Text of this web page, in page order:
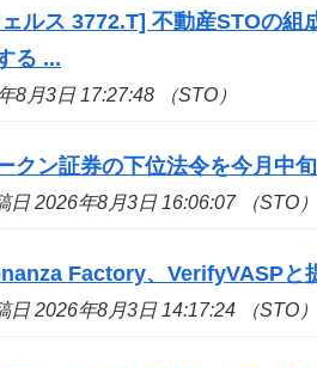
ルス 3772.T] 不動産STOの組
る ...
8月3日 17:27:48 （STO）
クン証券の下位法令を今月中
日 2026年8月3日 16:06:07 （STO）
Factory、VerifyVASPと
日 2026年8月3日 14:17:24 （STO）